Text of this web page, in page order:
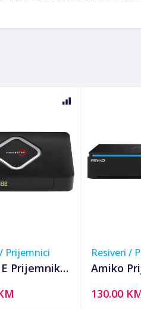
Prijemnici
Prijemnik
Resiveri /
Amiko
DVB-T2/
130.00